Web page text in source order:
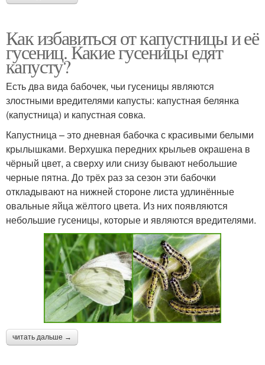
Как избавиться от капустницы и её
гусениц. Какие гусеницы едят
капусту?
Есть два вида бабочек, чьи гусеницы являются
злостными вредителями капусты: капустная белянка
(капустница) и капустная совка.
Капустница – это дневная бабочка с красивыми белыми
крылышками. Верхушка передних крыльев окрашена в
чёрный цвет, а сверху или снизу бывают небольшие
черные пятна. До трёх раз за сезон эти бабочки
откладывают на нижней стороне листа удлинённые
овальные яйца жёлтого цвета. Из них появляются
небольшие гусеницы, которые и являются вредителями.
читать дальше →